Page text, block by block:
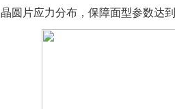
晶圆片应力分布，保障面型参数达